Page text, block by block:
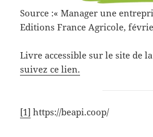
Source :« Manager une
Editions France Agricole,
Livre accessible sur le site de
suivez ce lien.
[1] https://beapi.coop/